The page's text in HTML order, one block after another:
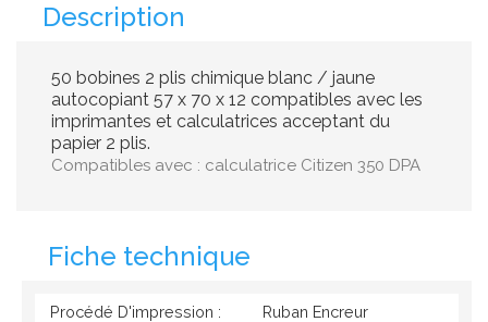
Description
50 bobines 2 plis chimique blanc / jaune
autocopiant 57 x 70 x 12 compatibles avec les
imprimantes et calculatrices acceptant du
papier 2 plis.
Compatibles avec : calculatrice Citizen 350 DPA
Fiche technique
Procédé D'impression : Ruban Encreur